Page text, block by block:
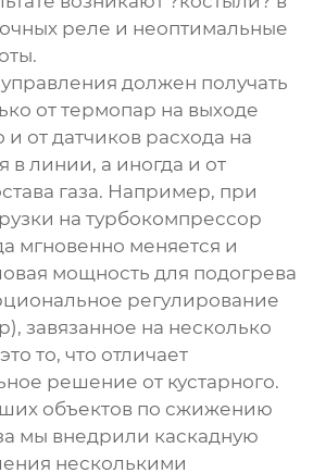
реле и неоптимальные
должен получать
от термопар на выходе
и от датчиков расхода на
в линии, а иногда и от
газа. Например, при
на турбокомпрессор
мгновенно меняется и
мощность для подогрева
регулирование
завязанное на несколько
то, что отличает
решение от кустарного.
объектов по сжижению
мы внедрили каскадную
несколькими